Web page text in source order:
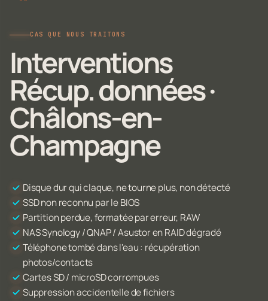
CAS QUE NOUS TRAITONS
Interventions
Récup. données ·
Châlons-en-
Champagne
Disque dur qui claque, ne tourne plus, non détecté
SSD non reconnu par le BIOS
Partition perdue, formatée par erreur, RAW
NAS Synology / QNAP / Asustor en RAID dégradé
Téléphone tombé dans l'eau : récupération
photos/contacts
Cartes SD / microSD corrompues
Suppression accidentelle de fichiers